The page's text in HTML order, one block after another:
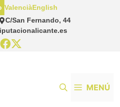
C/San Fernando, 44
ValenciàEnglish
MENÚ